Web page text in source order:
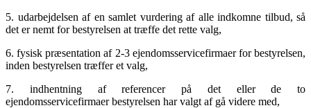
5. udarbejdelsen af en samlet vurdering af alle indkomne tilbud, så
det er nemt for bestyrelsen at træffe det rette valg,
6. fysisk præsentation af 2-3 ejendomsservicefirmaer for bestyrelsen,
inden bestyrelsen træffer et valg,
7. indhentning af referencer på det eller de to
ejendomsservicefirmaer bestyrelsen har valgt af gå videre med,